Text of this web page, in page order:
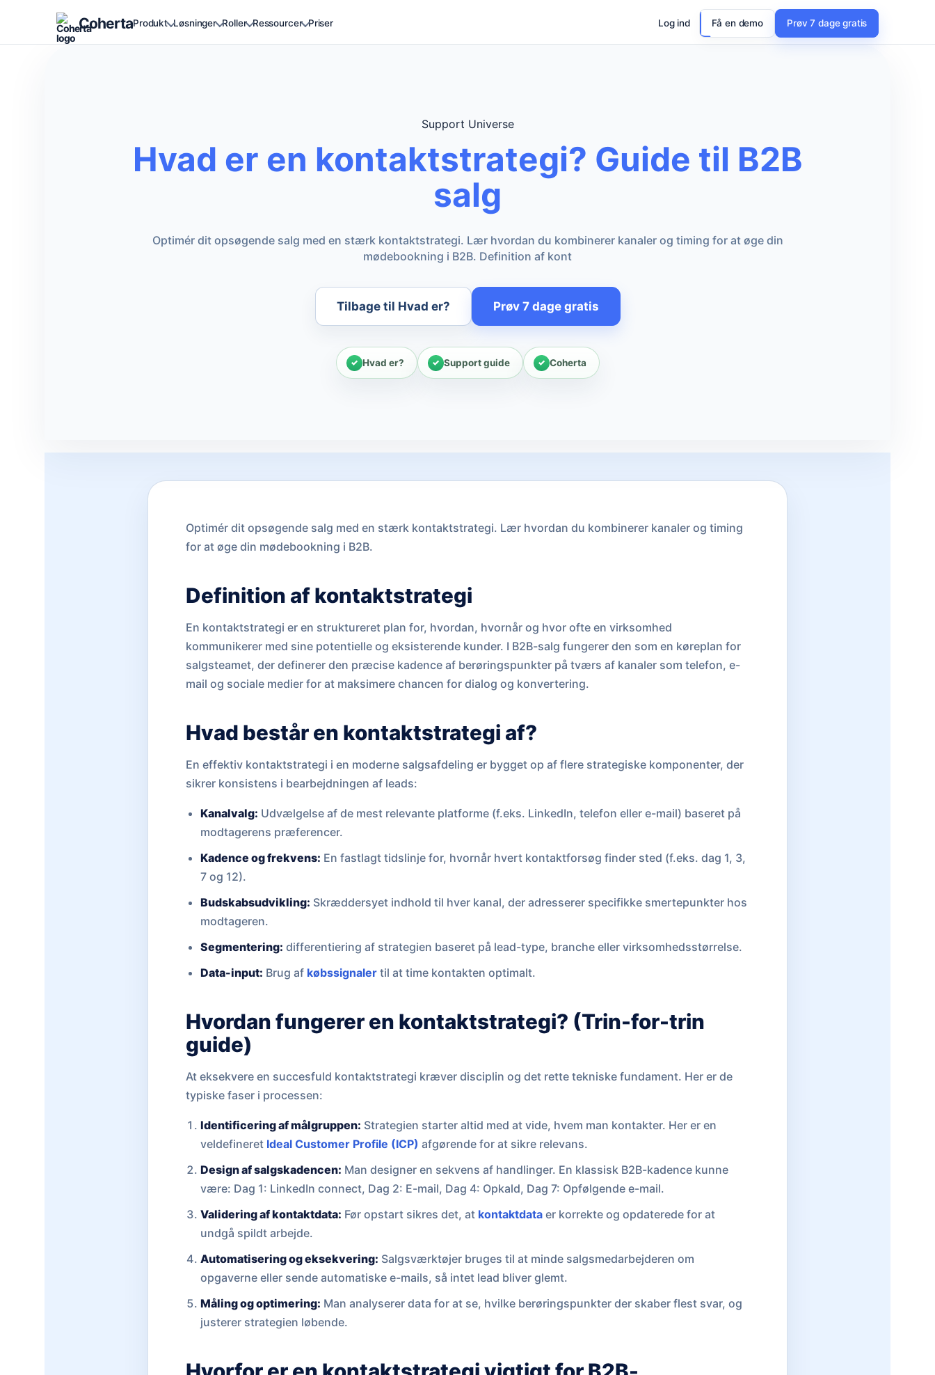
CohertaProdukt Løsninger Roller Ressourcer Priser Log ind Få en demo Prøv 7 dage gratis
Support Universe
Hvad er en kontaktstrategi? Guide til B2B
salg
Optimér dit opsøgende salg med en stærk kontaktstrategi. Lær hvordan du kombinerer kanaler og timing for at øge din
mødebookning i B2B. Definition af kont
Tilbage til Hvad er? Prøv 7 dage gratis
Hvad er? Support guide Coherta
Optimér dit opsøgende salg med en stærk kontaktstrategi. Lær hvordan du kombinerer kanaler og timing
for at øge din mødebookning i B2B.
Definition af kontaktstrategi
En kontaktstrategi er en struktureret plan for, hvordan, hvornår og hvor ofte en virksomhed
kommunikerer med sine potentielle og eksisterende kunder. I B2B-salg fungerer den som en køreplan for
salgsteamet, der definerer den præcise kadence af berøringspunkter på tværs af kanaler som telefon, e-
mail og sociale medier for at maksimere chancen for dialog og konvertering.
Hvad består en kontaktstrategi af?
En effektiv kontaktstrategi i en moderne salgsafdeling er bygget op af flere strategiske komponenter, der
sikrer konsistens i bearbejdningen af leads:
Kanalvalg: Udvælgelse af de mest relevante platforme (f.eks. LinkedIn, telefon eller e-mail) baseret på
modtagerens præferencer.
Kadence og frekvens: En fastlagt tidslinje for, hvornår hvert kontaktforsøg finder sted (f.eks. dag 1, 3,
7 og 12).
Budskabsudvikling: Skræddersyet indhold til hver kanal, der adresserer specifikke smertepunkter hos
modtageren.
Segmentering: differentiering af strategien baseret på lead-type, branche eller virksomhedsstørrelse.
Data-input: Brug af købssignaler til at time kontakten optimalt.
Hvordan fungerer en kontaktstrategi? (Trin-for-trin
guide)
At eksekvere en succesfuld kontaktstrategi kræver disciplin og det rette tekniske fundament. Her er de
typiske faser i processen:
Identificering af målgruppen: Strategien starter altid med at vide, hvem man kontakter. Her er en
veldefineret Ideal Customer Profile (ICP) afgørende for at sikre relevans.
Design af salgskadencen: Man designer en sekvens af handlinger. En klassisk B2B-kadence kunne
være: Dag 1: LinkedIn connect, Dag 2: E-mail, Dag 4: Opkald, Dag 7: Opfølgende e-mail.
Validering af kontaktdata: Før opstart sikres det, at kontaktdata er korrekte og opdaterede for at
undgå spildt arbejde.
Automatisering og eksekvering: Salgsværktøjer bruges til at minde salgsmedarbejderen om
opgaverne eller sende automatiske e-mails, så intet lead bliver glemt.
Måling og optimering: Man analyserer data for at se, hvilke berøringspunkter der skaber flest svar, og
justerer strategien løbende.